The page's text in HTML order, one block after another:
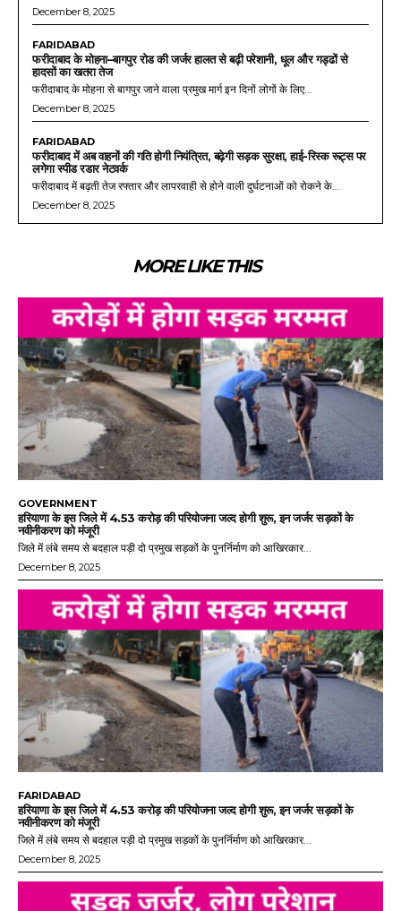
December 8, 2025
FARIDABAD
फरीदाबाद के मोहना–बागपुर रोड की जर्जर हालत से बढ़ी परेशानी, धूल और गड्ढों से
हादसों का खतरा तेज
फरीदाबाद के मोहना से बागपुर जाने वाला प्रमुख मार्ग इन दिनों लोगों के लिए...
December 8, 2025
FARIDABAD
फरीदाबाद में अब वाहनों की गति होगी नियंत्रित, बढ़ेगी सड़क सुरक्षा, हाई-रिस्क रूट्स पर
लगेगा स्पीड रडार नेटवर्क
फरीदाबाद में बढ़ती तेज रफ्तार और लापरवाही से होने वाली दुर्घटनाओं को रोकने के...
December 8, 2025
MORE LIKE THIS
GOVERNMENT
हरियाणा के इस जिले में 4.53 करोड़ की परियोजना जल्द होगी शुरू, इन जर्जर सड़कों के
नवीनीकरण को मंजूरी
जिले में लंबे समय से बदहाल पड़ी दो प्रमुख सड़कों के पुनर्निर्माण को आखिरकार...
December 8, 2025
FARIDABAD
हरियाणा के इस जिले में 4.53 करोड़ की परियोजना जल्द होगी शुरू, इन जर्जर सड़कों के
नवीनीकरण को मंजूरी
जिले में लंबे समय से बदहाल पड़ी दो प्रमुख सड़कों के पुनर्निर्माण को आखिरकार...
December 8, 2025